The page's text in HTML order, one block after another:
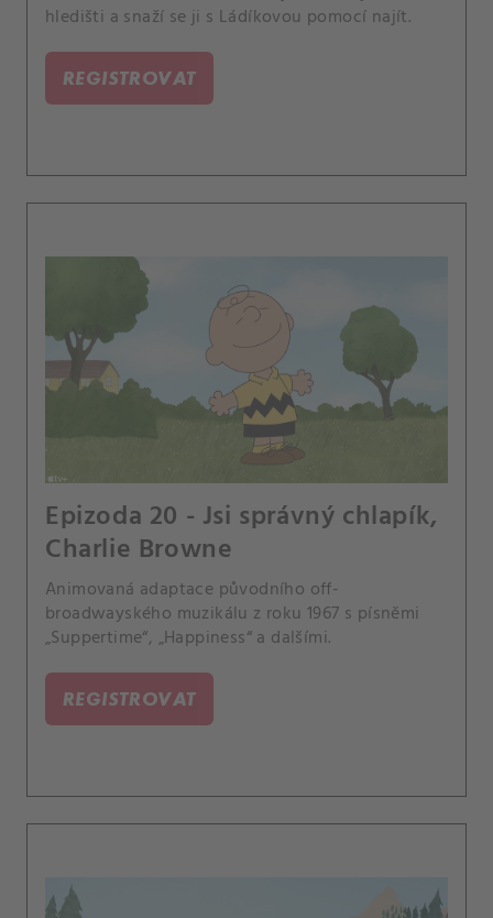
hledišti a snaží se ji s Ládíkovou pomocí najít.
REGISTROVAT
Epizoda 20 - Jsi správný chlapík,
Charlie Browne
Animovaná adaptace původního off-
broadwayského muzikálu z roku 1967 s písněmi
„Suppertime“, „Happiness“ a dalšími.
REGISTROVAT